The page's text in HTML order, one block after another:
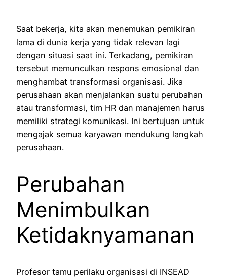
Saat bekerja, kita akan menemukan pemikiran
lama di dunia kerja yang tidak relevan lagi
dengan situasi saat ini. Terkadang, pemikiran
tersebut memunculkan respons emosional dan
menghambat transformasi organisasi. Jika
perusahaan akan menjalankan suatu perubahan
atau transformasi, tim HR dan manajemen harus
memiliki strategi komunikasi. Ini bertujuan untuk
mengajak semua karyawan mendukung langkah
perusahaan.
Perubahan
Menimbulkan
Ketidaknyamanan
Profesor tamu perilaku organisasi di INSEAD